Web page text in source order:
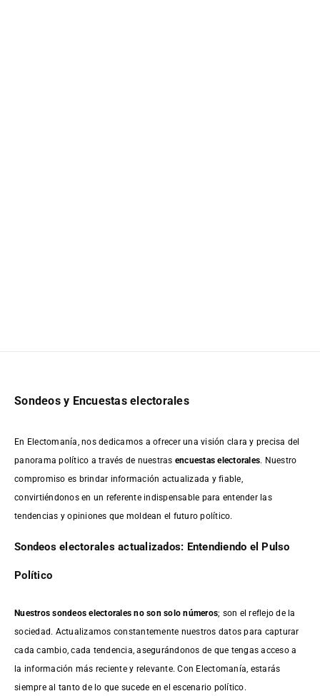
Sondeos y Encuestas electorales
En Electomanía, nos dedicamos a ofrecer una visión clara y precisa del
panorama político a través de nuestras encuestas electorales. Nuestro
compromiso es brindar información actualizada y fiable,
convirtiéndonos en un referente indispensable para entender las
tendencias y opiniones que moldean el futuro político.
Sondeos electorales actualizados: Entendiendo el Pulso
Político
Nuestros sondeos electorales no son solo números; son el reflejo de la
sociedad. Actualizamos constantemente nuestros datos para capturar
cada cambio, cada tendencia, asegurándonos de que tengas acceso a
la información más reciente y relevante. Con Electomanía, estarás
siempre al tanto de lo que sucede en el escenario político.